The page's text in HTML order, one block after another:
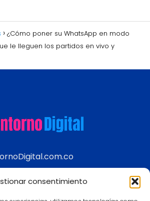
consentimiento
¿Cómo poner su WhatsApp en modo
le lleguen los partidos en vivo y
y actualizada de temas
modernos